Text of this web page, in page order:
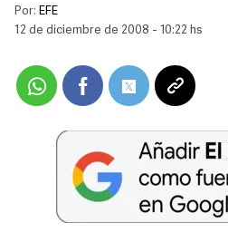
Por: EFE
12 de diciembre de 2008 - 10:22 hs